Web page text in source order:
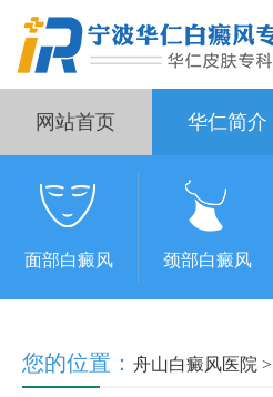
网站首页 华仁简介
面部白癜风 颈部白癜风
您的位置： 舟山白癜风医院 >